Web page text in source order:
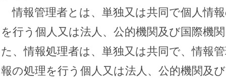
情報管理者とは、単独又は共同で個人情
を行う個人又は法人、公的機関及び国際機
た、情報処理者は、単独又は共同で、情報
報の処理を行う個人又は法人、公的機関及